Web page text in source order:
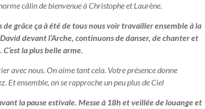
câlin de bienvenue à Christophe et Laurène.
grâce ça à été de tous nous voir travailler ensemble à la
devant l’Arche, continuons de danser, de chanter et
la plus belle arme.
avec nous. On aime tant cela. Votre présence donne
Et ensemble, on se rapproche un peu plus de Ciel
la pause estivale. Messe à 18h et veillée de louange et